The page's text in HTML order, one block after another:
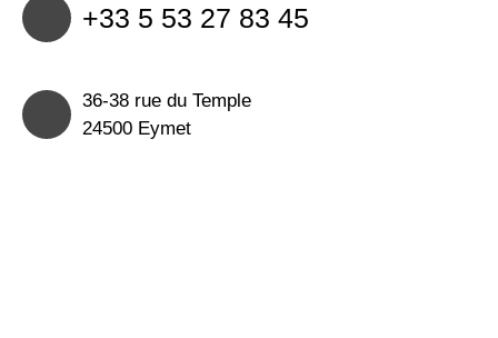
+33 5 53 27 83 45
36-38 rue du Temple
24500 Eymet